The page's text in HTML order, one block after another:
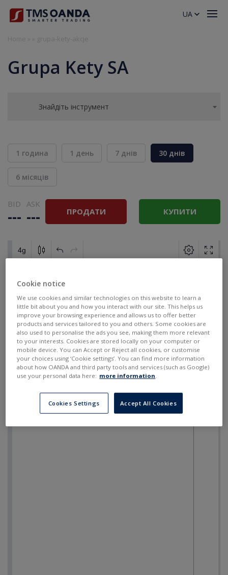
Grupa Kety SA
Знайдіть інструмент
1 година 1 день 7 днів 30 днів
6 місяців
BID
---
ASK
--- ПРОДАТИ КУПИТИ
UA
Cookie notice
We use cookies and similar technologies on this website to learn a
little bit about you and how you interact with our site. This helps us
improve your browsing experience and allows us to offer better
products and services tailored to you and others. Some cookies are
also used to personalise the ads you see, making them more relevant
to your interests. Cookies are stored locally on your computer or
mobile device. You can Accept or Reject all cookies, or customise
your choices using ‘Cookie settings’. You can find more information
about how OANDA and third party tools and services (such as Google)
use your personal data here: more information.
Cookies Settings Accept All Cookies